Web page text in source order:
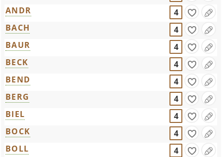
ANDR
4
BACH
4
BAUR
4
BECK
4
BEND
4
BERG
4
BIEL
4
BOCK
4
BOLL
4